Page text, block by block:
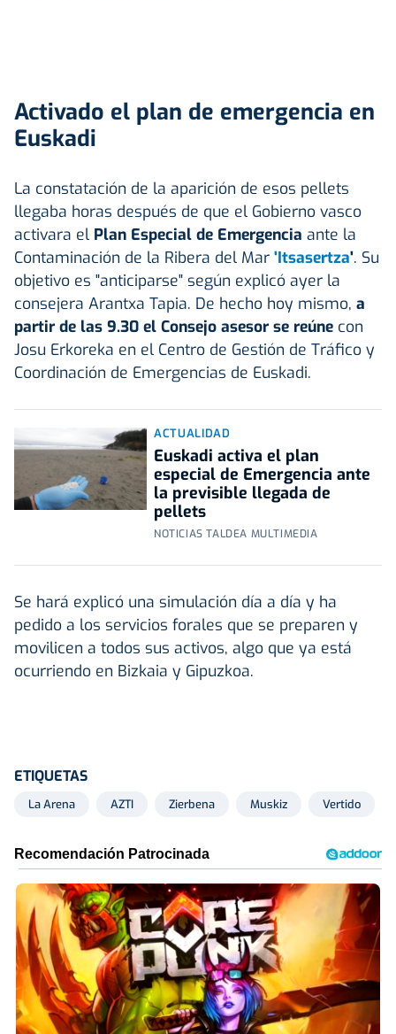
Activado el plan de emergencia en
Euskadi
La constatación de la aparición de esos pellets
llegaba horas después de que el Gobierno vasco
activara el Plan Especial de Emergencia ante la
Contaminación de la Ribera del Mar 'Itsasertza'. Su
objetivo es "anticiparse" según explicó ayer la
consejera Arantxa Tapia. De hecho hoy mismo, a
partir de las 9.30 el Consejo asesor se reúne con
Josu Erkoreka en el Centro de Gestión de Tráfico y
Coordinación de Emergencias de Euskadi.
ACTUALIDAD
Euskadi activa el plan
especial de Emergencia ante
la previsible llegada de
pellets
NOTICIAS TALDEA MULTIMEDIA
Se hará explicó una simulación día a día y ha
pedido a los servicios forales que se preparen y
movilicen a todos sus activos, algo que ya está
ocurriendo en Bizkaia y Gipuzkoa.
ETIQUETAS
La Arena AZTI Zierbena Muskiz Vertido